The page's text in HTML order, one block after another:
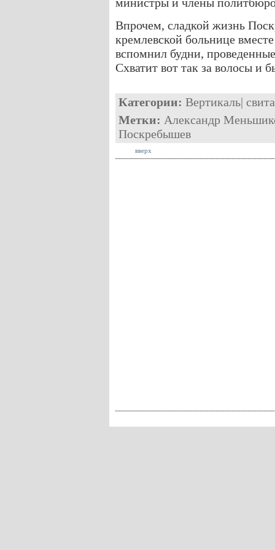
Впрочем, сладкой жизнь
кремлевской больнице
вспомнил будни,
Схватит вот так за волосы и
Категории: Вертикаль| свита
Метки: Александр
Поскребышев
вверх